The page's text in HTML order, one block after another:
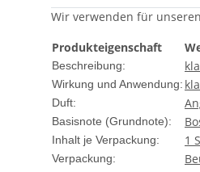
Wir verwenden für
Produkteigenschaft
Beschreibung:
Wirkung und Anwendung:
Duft:
Basisnote (Grundnote):
Inhalt je Verpackung: 1
Verpackung: